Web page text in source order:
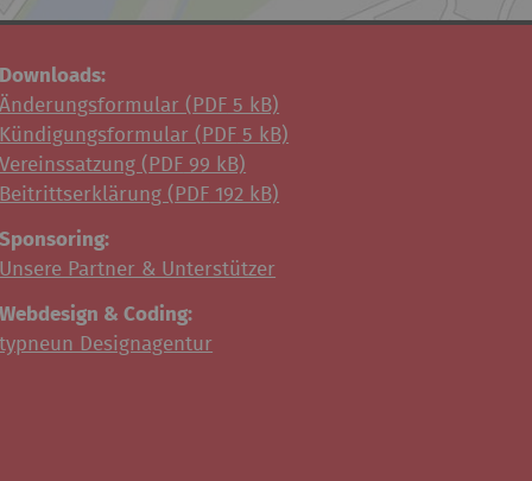
Downloads:
Änderungsformular ( PDF 5 kB)
Kündigungsformular ( PDF 5 kB)
Vereinssatzung ( PDF 99 kB)
Beitrittserklärung ( PDF 192 kB)
Sponsoring:
Unsere Partner & Unterstützer
Webdesign & Coding:
typneun Designagentur